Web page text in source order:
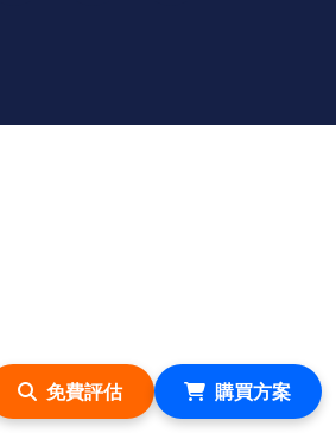
免費評估 購買方案